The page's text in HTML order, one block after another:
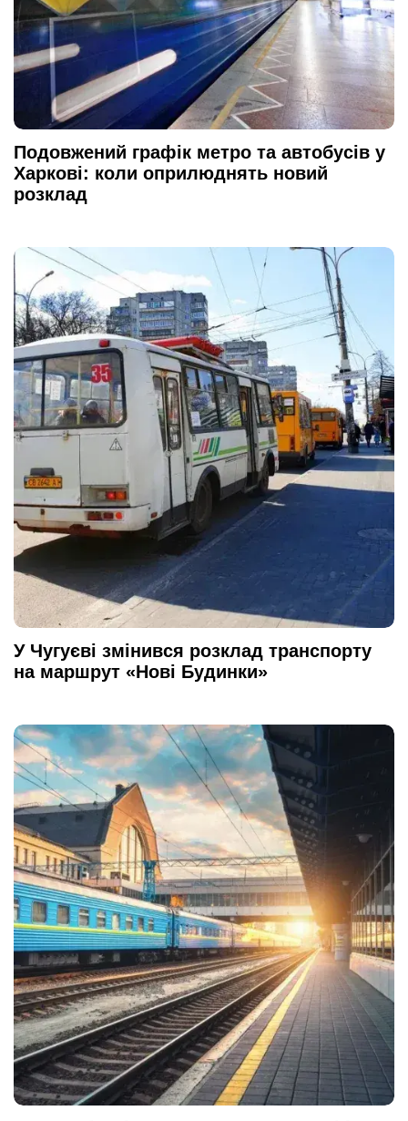
Подовжений графік метро та автобусів у
Харкові: коли оприлюднять новий
розклад
У Чугуєві змінився розклад транспорту
на маршрут «Нові Будинки»